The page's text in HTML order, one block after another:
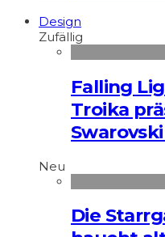
Design
Zufällig
Falling
Troika
Neu
Die